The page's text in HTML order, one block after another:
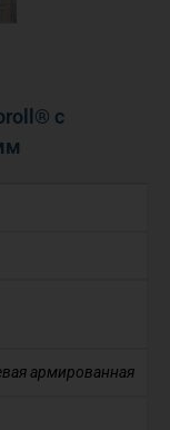
с
армированная